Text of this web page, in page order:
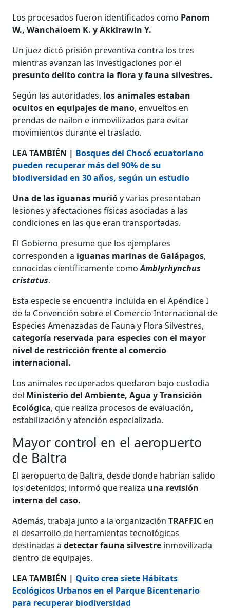
Los procesados fueron identificados como Panom
W., Wanchaloem K. y Akklrawin Y.
Un juez dictó prisión preventiva contra los tres
mientras avanzan las investigaciones por el
presunto delito contra la flora y fauna silvestres.
Según las autoridades, los animales estaban
ocultos en equipajes de mano, envueltos en
prendas de nailon e inmovilizados para evitar
movimientos durante el traslado.
LEA TAMBIÉN | Bosques del Chocó ecuatoriano
pueden recuperar más del 90% de su
biodiversidad en 30 años, según un estudio
Una de las iguanas murióy varias presentaban
lesiones y afectaciones físicas asociadas a las
condiciones en las que eran transportadas.
El Gobierno presume que los ejemplares
corresponden a iguanas marinas de Galápagos,
conocidas científicamente comoAmblyrhynchus
cristatus.
Esta especie se encuentra incluida en el Apéndice I
de la Convención sobre el Comercio Internacional de
Especies Amenazadas de Fauna y Flora Silvestres,
categoría reservada para especies con el mayor
nivel de restricción frente al comercio
internacional.
Los animales recuperados quedaron bajo custodia
del Ministerio del Ambiente, Agua y Transición
Ecológica, que realiza procesos de evaluación,
estabilización y atención especializada.
Mayor control en el aeropuerto
de Baltra
El aeropuerto de Baltra, desde donde habrían salido
los detenidos, informó que realiza una revisión
interna del caso.
Además, trabaja junto a la organizaciónTRAFFIC en
el desarrollo de herramientas tecnológicas
destinadas adetectar fauna silvestre inmovilizada
dentro de equipajes.
LEA TAMBIÉN | Quito crea siete Hábitats
Ecológicos Urbanos en el Parque Bicentenario
para recuperar biodiversidad